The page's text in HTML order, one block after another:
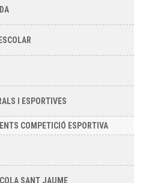
I ESPORTIVES
COMPETICIÓ ESPORTIVA
SANT JAUME